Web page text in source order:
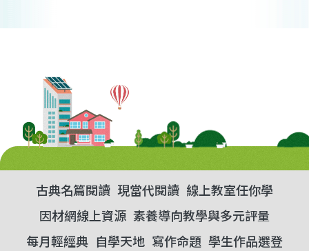
古典名篇閱讀 現當代閱讀 線上教室任你學
因材網線上資源 素養導向教學與多元評量
每月輕經典 自學天地 寫作命題 學生作品選登